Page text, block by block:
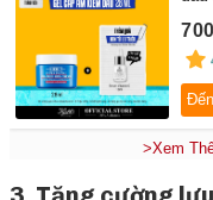
>Xem